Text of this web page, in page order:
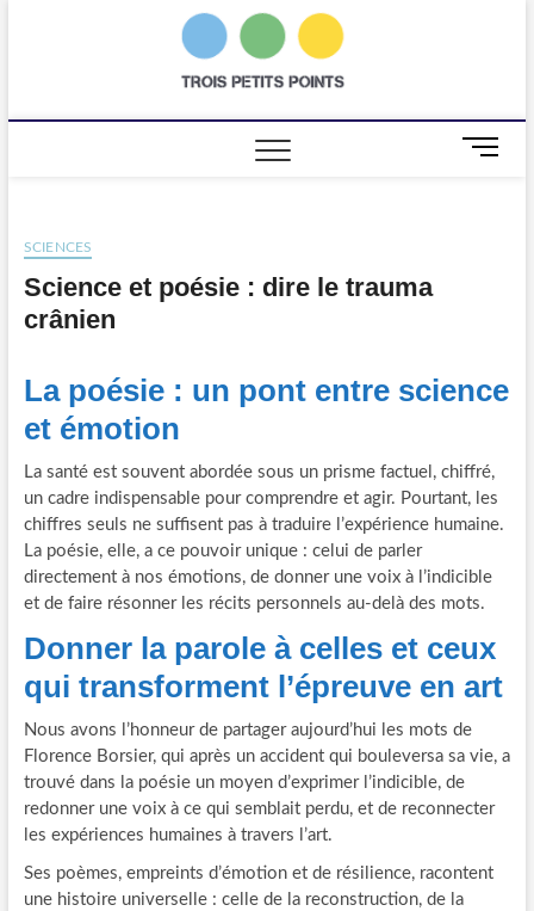
points M
n
SCIENCES
Science et poésie : dire le trauma
crânien
La poésie : un pont entre science
et émotion
La santé est souvent abordée sous un prisme factuel, chiffré,
un cadre indispensable pour comprendre et agir. Pourtant, les
chiffres seuls ne suffisent pas à traduire l’expérience humaine.
La poésie, elle, a ce pouvoir unique : celui de parler
directement à nos émotions, de donner une voix à l’indicible
et de faire résonner les récits personnels au-delà des mots.
Donner la parole à celles et ceux
qui transforment l’épreuve en art
Nous avons l’honneur de partager aujourd’hui les mots de
Florence Borsier, qui après un accident qui bouleversa sa vie, a
trouvé dans la poésie un moyen d’exprimer l’indicible, de
redonner une voix à ce qui semblait perdu, et de reconnecter
les expériences humaines à travers l’art.
Ses poèmes, empreints d’émotion et de résilience, racontent
une histoire universelle : celle de la reconstruction, de la